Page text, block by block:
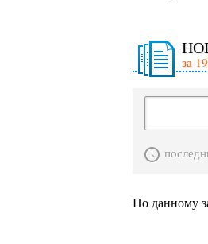
за
По данному